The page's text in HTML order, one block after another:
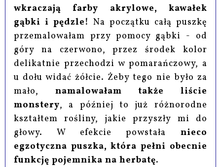
wkraczają farby akrylowe, kawałek
gąbki i pędzle! Na początku całą puszkę
przemalowałam przy pomocy gąbki - od
góry na czerwono, przez środek kolor
delikatnie przechodzi w pomarańczowy, a
u dołu widać żółcie. Żeby tego nie było za
mało, namalowałam także liście
monstery, a później to już różnorodne
kształtem rośliny, jakie przyszły mi do
głowy. W efekcie powstała nieco
egzotyczna puszka, która pełni obecnie
funkcję pojemnika na herbatę.